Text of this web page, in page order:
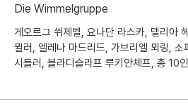
Die Wimmelgruppe
게오르그 쒸제벨, 요나단 라스카, 델리아
뮐러, 엘레나 마드리드, 가브리엘 뫼링,
시들러, 블라디슬라프 루키안체프, 총 10